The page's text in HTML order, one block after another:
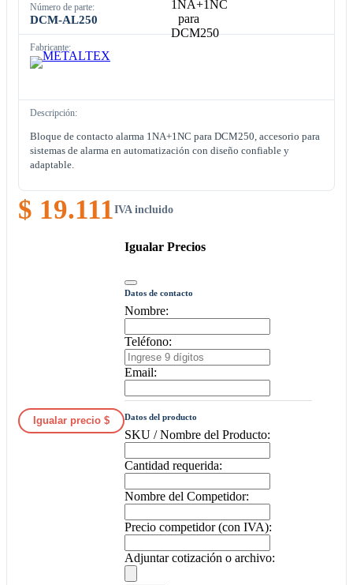
Número de parte:
DCM-AL250
Fabricante:
Descripción:
Bloque de contacto alarma 1NA+1NC para DCM250, accesorio para
sistemas de alarma en automatización con diseño confiable y
adaptable.
$ 19.111IVA incluido
Igualar precio $
Igualar Precios
Datos de contacto
Nombre:
Teléfono:
Email:
Datos del producto
SKU / Nombre del Producto:
Cantidad requerida:
Nombre del Competidor:
Precio competidor (con IVA):
Adjuntar cotización o archivo: